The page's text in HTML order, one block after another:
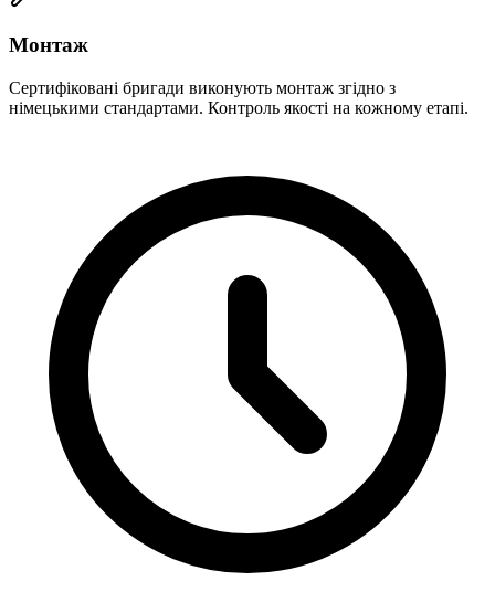
Монтаж
Сертифіковані бригади виконують монтаж згідно з
німецькими стандартами. Контроль якості на кожному етапі.